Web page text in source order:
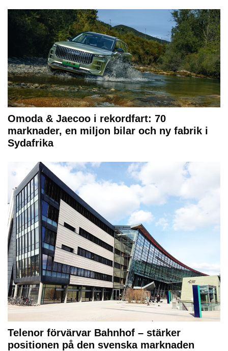
Omoda & Jaecoo i rekordfart: 70
marknader, en miljon bilar och ny fabrik i
Sydafrika
Telenor förvärvar Bahnhof – stärker
positionen på den svenska marknaden